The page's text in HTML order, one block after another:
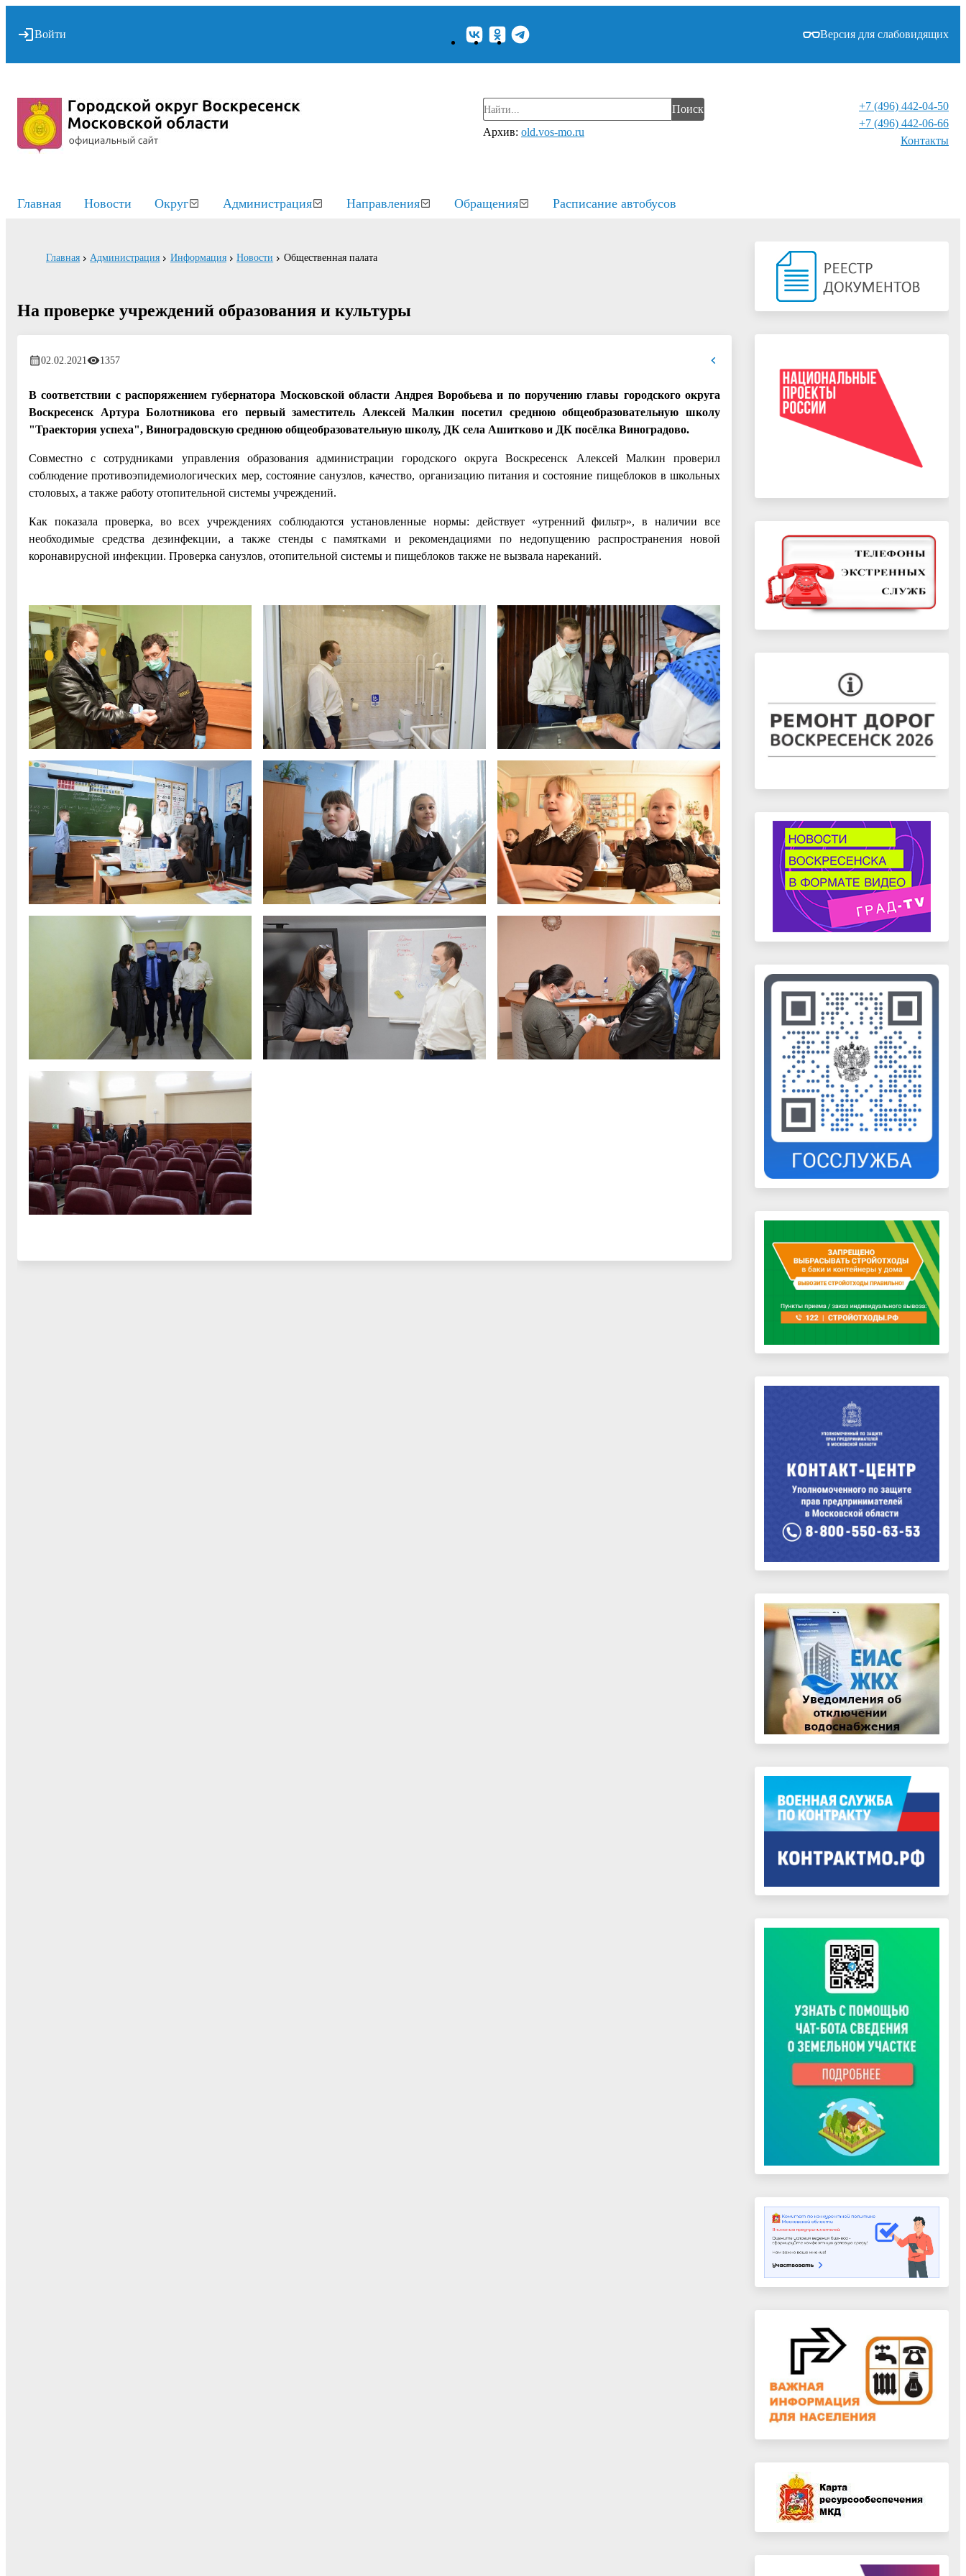
Войти Версия для слабовидящих
Поиск
Архив: old.vos-mo.ru
+7 (496) 442-04-50
+7 (496) 442-06-66
Контакты⁠
Главная Новости Округ Администрация Направления Обращения Расписание автобусов
Главная Администрация Информация Новости Общественная палата
На проверке учреждений образования и культуры
02.02.2021 1357
В соответствии с распоряжением губернатора Московской области Андрея Воробьева и по поручению главы городского округа
Воскресенск Артура Болотникова его первый заместитель Алексей Малкин посетил среднюю общеобразовательную школу
"Траектория успеха", Виноградовскую среднюю общеобразовательную школу, ДК села Ашитково и ДК посёлка Виноградово.
Совместно с сотрудниками управления образования администрации городского округа Воскресенск Алексей Малкин проверил
соблюдение противоэпидемиологических мер, состояние санузлов, качество, организацию питания и состояние пищеблоков в школьных
столовых, а также работу отопительной системы учреждений.
Как показала проверка, во всех учреждениях соблюдаются установленные нормы: действует «утренний фильтр», в наличии все
необходимые средства дезинфекции, а также стенды с памятками и рекомендациями по недопущению распространения новой
коронавирусной инфекции. Проверка санузлов, отопительной системы и пищеблоков также не вызвала нареканий.